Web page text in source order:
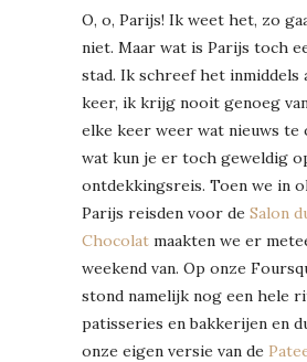
O, o, Parijs! Ik weet het, zo
niet. Maar wat is Parijs toch
stad. Ik schreef het inmiddels
keer, ik krijg nooit genoeg
elke keer weer wat nieuws te
wat kun je er toch geweldig
ontdekkingsreis. Toen we in
Parijs reisden voor de Salon
Chocolat maakten we er
weekend van. Op onze
stond namelijk nog een hele
patisseries en bakkerijen en
onze eigen versie van de